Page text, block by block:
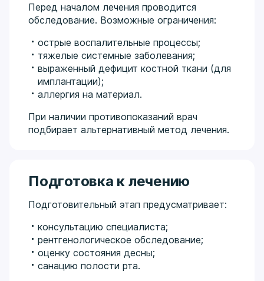
Перед началом лечения проводится
обследование. Возможные ограничения:
острые воспалительные процессы;
тяжелые системные заболевания;
выраженный дефицит костной ткани (для
имплантации);
аллергия на материал.
При наличии противопоказаний врач
подбирает альтернативный метод лечения.
Подготовка к лечению
Подготовительный этап предусматривает:
консультацию специалиста;
рентгенологическое обследование;
оценку состояния десны;
санацию полости рта.